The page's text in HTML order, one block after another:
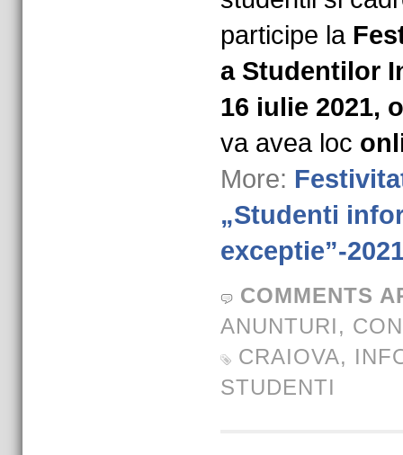
participe la
a Studentilor
16 iulie 2021,
va avea loc
More:
„Studenti
exceptie”-
COMMENTS
ANUNTURI,
CRAIOVA,
STUDENTI